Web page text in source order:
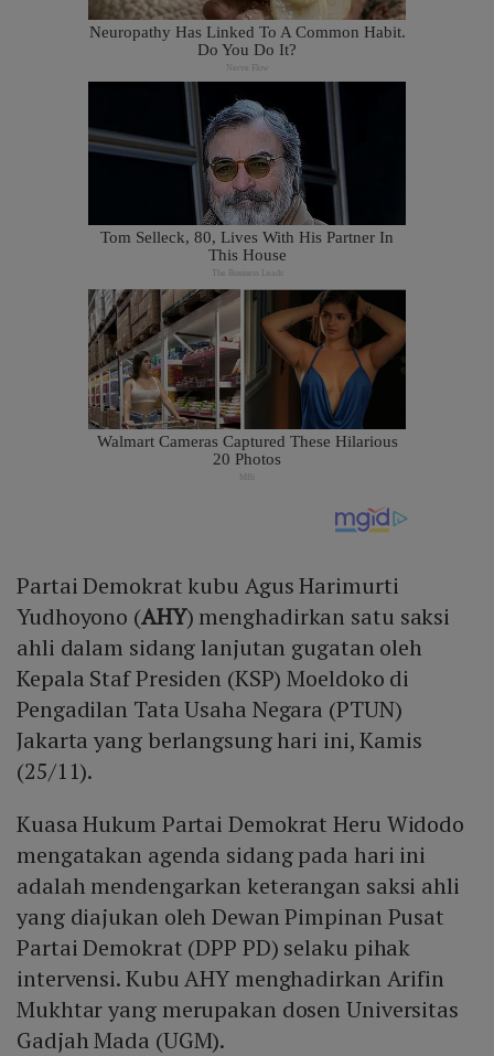
Partai Demokrat kubu Agus Harimurti
Yudhoyono (AHY) menghadirkan satu saksi
ahli dalam sidang lanjutan gugatan oleh
Kepala Staf Presiden (KSP) Moeldoko di
Pengadilan Tata Usaha Negara (PTUN)
Jakarta yang berlangsung hari ini, Kamis
(25/11).
Kuasa Hukum Partai Demokrat Heru Widodo
mengatakan agenda sidang pada hari ini
adalah mendengarkan keterangan saksi ahli
yang diajukan oleh Dewan Pimpinan Pusat
Partai Demokrat (DPP PD) selaku pihak
intervensi. Kubu AHY menghadirkan Arifin
Mukhtar yang merupakan dosen Universitas
Gadjah Mada (UGM).